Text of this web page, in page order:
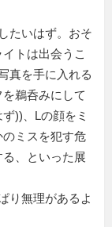
たいはず。おそ
トは出会うこ
真を手に入れる
鵜呑みにして
))、Lの顔をミ
ミスを犯す危
、といった展
り無理があるよ